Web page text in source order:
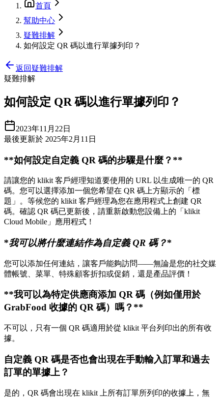
首頁
幫助中心
疑難排解
如何設定 QR 碼以進行單據列印？
返回疑難排解
疑難排解
如何設定 QR 碼以進行單據列印？
2023年11月22日
最後更新於 2025年2月11日
**如何設定自定義 QR 碼的步驟是什麼？ **
請讓您的 klikit 客戶經理知道要使用的 URL 以生成唯一的 QR
碼。您可以選擇添加一個您希望在 QR 碼上方顯示的「標
題」。等候您的 klikit 客戶經理為您在應用程式上創建 QR
碼。確認 QR 碼已更新後，請重新啟動您設備上的「klikit
Cloud Mobile」應用程式！
*我可以將什麼連結作為自定義 QR 碼？*
您可以添加任何連結，讓客戶能夠訪問——無論是您的社交媒
體帳號、菜單、特殊顧客折扣或促銷，還是產品評價！
**我可以為特定供應商添加 QR 碼（例如僅用於
GrabFood 收據的 QR 碼）嗎？ **
不可以，只有一個 QR 碼適用於從 klikit 平台列印出的所有收
據。
自定義 QR 碼是否也會出現在手動輸入訂單和過去
訂單的單據上？
是的，QR 碼會出現在 klikit 上所有訂單所列印的收據上，無